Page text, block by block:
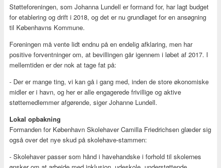
Støtteforeningen, som Johanna Lundell er formand for, har lagt budget
for etablering og drift i 2018, og det er nu grundlaget for en ansøgning
til Københavns Kommune.
Foreningen må vente lidt endnu på en endelig afklaring, men har
positive forventninger om, at bevillingen går igennem i løbet af 2017. I
mellemtiden er der nok at tage fat på:
- Der er mange ting, vi kan gå i gang med, inden de store økonomiske
midler er i havn, og her er alle engagerede frivillige og aktive
støttemedlemmer afgørende, siger Johanne Lundell.
Lokal opbakning
Formanden for København Skolehaver Camilla Friedrichsen glæder sig
også over det nye skud på skolehave-stammen:
- Skolehaver passer som hånd i havehandske i forhold til skolernes